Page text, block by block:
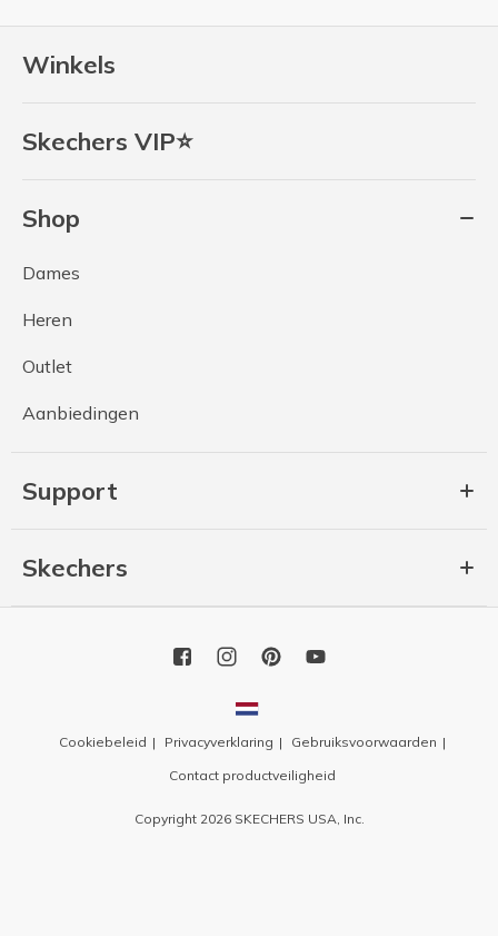
Winkels
Skechers VIP⭐
Shop
Dames
Heren
Outlet
Aanbiedingen
Support
Skechers
Cookiebeleid Privacyverklaring
Gebruiksvoorwaarden
Contact productveiligheid
Copyright 2026 SKECHERS USA, Inc.